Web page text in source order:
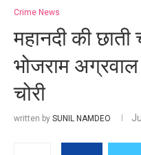
Crime News
महानदी की
भोजराम
चोरी
written by SUNIL NAMDEO